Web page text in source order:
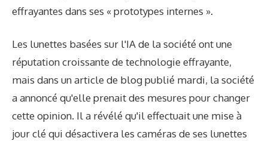
effrayantes dans ses « prototypes internes ».
Les lunettes basées sur l'IA de la société ont une
réputation croissante de technologie effrayante,
mais dans un article de blog publié mardi, la société
a annoncé qu'elle prenait des mesures pour changer
cette opinion. Il a révélé qu'il effectuait une mise à
jour clé qui désactivera les caméras de ses lunettes